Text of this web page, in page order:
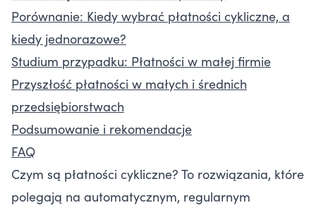
Porównanie: Kiedy wybrać płatności cykliczne, a
kiedy jednorazowe?
Studium przypadku: Płatności w małej firmie
Przyszłość płatności w małych i średnich
przedsiębiorstwach
Podsumowanie i rekomendacje
FAQ
Czym są płatności cykliczne? To rozwiązania, które
polegają na automatycznym, regularnym